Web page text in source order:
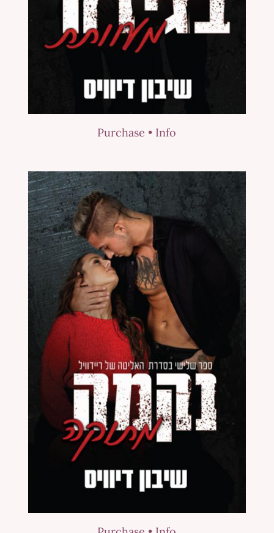
Purchase • Info